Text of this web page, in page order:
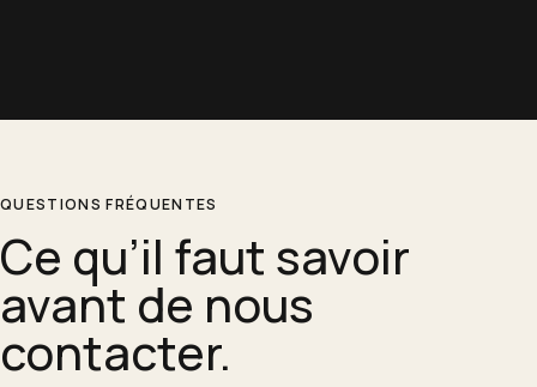
QUESTIONS FRÉQUENTES
Ce qu’il faut savoir
avant de nous
contacter.